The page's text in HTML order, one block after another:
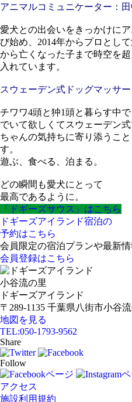
アニマルコミュニケーター：田
愛犬との出会いをきっかけに
び始め、2014年からプロとし
から亡くなった子まで時空を
入れています。
スウェーデン式ドッグマッサ
チワワ4頭と狆1頭と暮らす中
でいて欲しくてスウェーデン
ちゃんの気持ちに寄り添うこ
す。
遊ぶ、食べる、泊まる。
どの瞬間も愛犬にとって
最高であるように。
「ドギーズサウス」はこちら
ドギーズアイランド宿泊の
予約はこちら
会員限定の宿泊プランや最新
会員登録はこちら
小谷流の里
ドギーズアイランド
〒289-1135 千葉県八街市小谷
地図を見る
TEL:050-1793-9562
Share
Follow
アクセス
施設利用規約